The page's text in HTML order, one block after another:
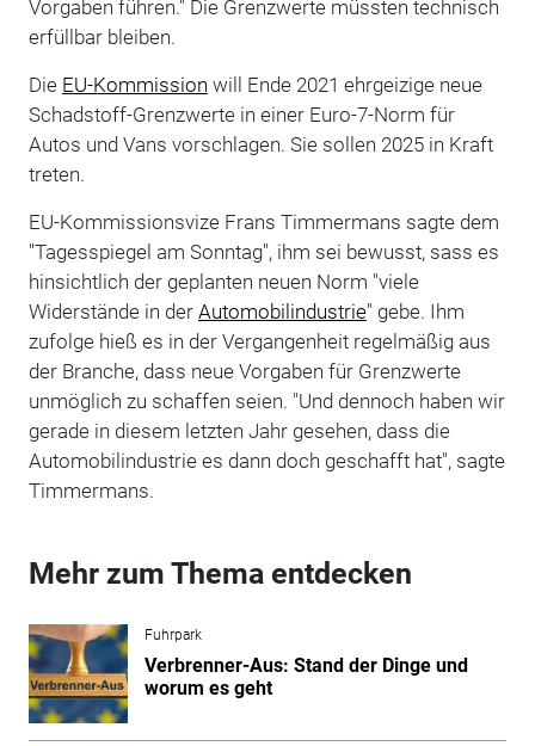
Vorgaben führen." Die Grenzwerte müssten technisch
erfüllbar bleiben.
Die EU-Kommission will Ende 2021 ehrgeizige neue
Schadstoff-Grenzwerte in einer Euro-7-Norm für
Autos und Vans vorschlagen. Sie sollen 2025 in Kraft
treten.
EU-Kommissionsvize Frans Timmermans sagte dem
"Tagesspiegel am Sonntag", ihm sei bewusst, sass es
hinsichtlich der geplanten neuen Norm "viele
Widerstände in der Automobilindustrie" gebe. Ihm
zufolge hieß es in der Vergangenheit regelmäßig aus
der Branche, dass neue Vorgaben für Grenzwerte
unmöglich zu schaffen seien. "Und dennoch haben wir
gerade in diesem letzten Jahr gesehen, dass die
Automobilindustrie es dann doch geschafft hat", sagte
Timmermans.
Mehr zum Thema entdecken
Fuhrpark
Verbrenner-Aus: Stand der Dinge und
worum es geht